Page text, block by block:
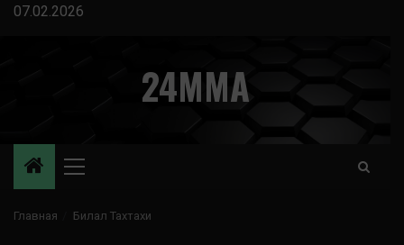
Перейти
07.02.2026
24MMA
Основное
Главная Билал Тахтахи